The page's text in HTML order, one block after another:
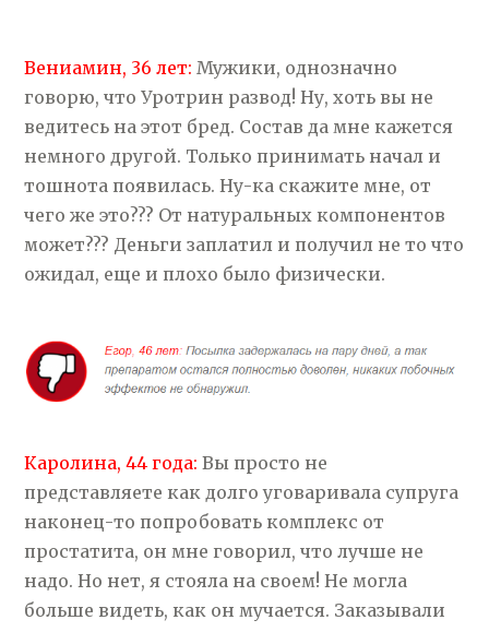
Вениамин, 36 лет: Мужики, однозначно
говорю, что Уротрин развод! Ну, хоть вы не
ведитесь на этот бред. Состав да мне кажется
немного другой. Только принимать начал и
тошнота появилась. Ну-ка скажите мне, от
чего же это??? От натуральных компонентов
может??? Деньги заплатил и получил не то что
ожидал, еще и плохо было физически.
Каролина, 44 года: Вы просто не
представляете как долго уговаривала супруга
наконец-то попробовать комплекс от
простатита, он мне говорил, что лучше не
надо. Но нет, я стояла на своем! Не могла
больше видеть, как он мучается. Заказывали